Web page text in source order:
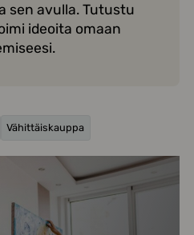
sen avulla. Tutustu
ideoita omaan
Vähittäiskauppa